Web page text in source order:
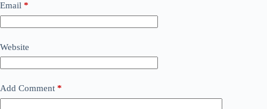
Email *
Website
Add Comment *